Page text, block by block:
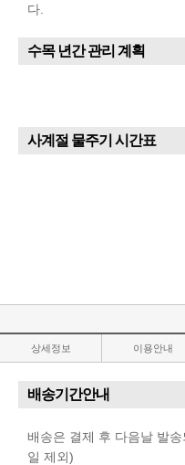
다.
수목 년간 관리 계획
사계절 물주기 시간표
상세정보 이용안내
배송기간안내
배송은 결제 후 다음날 발
일 제외)